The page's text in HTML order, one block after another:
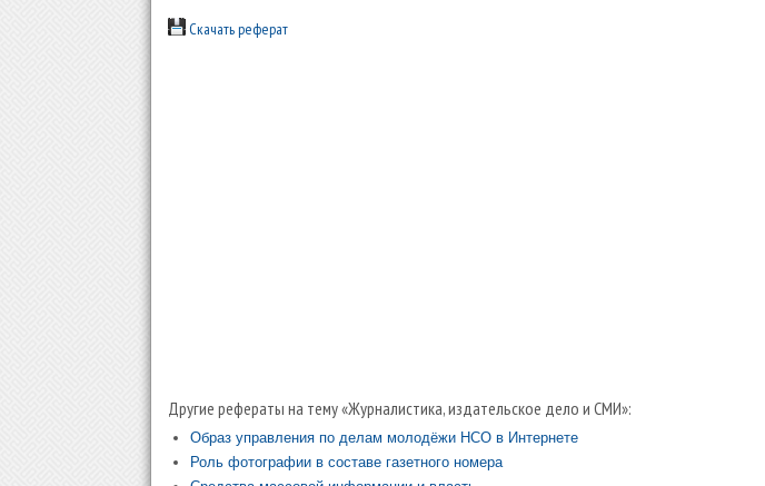
Скачать реферат
Другие рефераты на тему «Журналистика, издательское дело и СМИ»:
Образ управления по делам молодёжи НСО в Интернете
Роль фотографии в составе газетного номера